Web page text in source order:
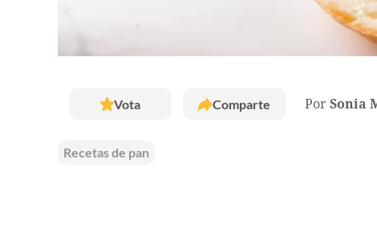
Vota Comparte Por Sonia
Recetas de pan